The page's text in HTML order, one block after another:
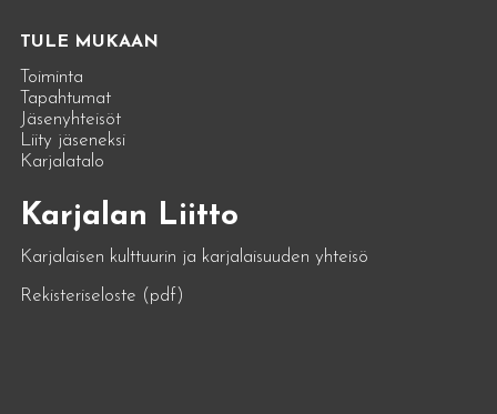
TULE MUKAAN
Toiminta
Tapahtumat
Jäsenyhteisöt
Liity jäseneksi
Karjalatalo
Karjalan Liitto
Karjalaisen kulttuurin ja karjalaisuuden yhteisö
Rekisteriseloste (pdf)